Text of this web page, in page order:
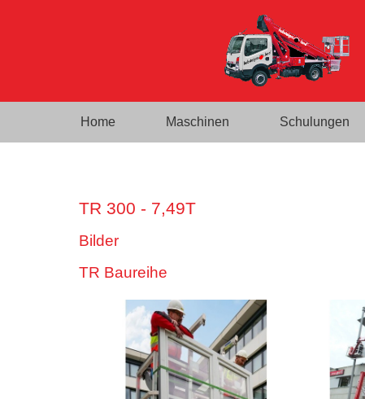
Home Maschinen Schulungen
TR 300 - 7,49T
Bilder
TR Baureihe